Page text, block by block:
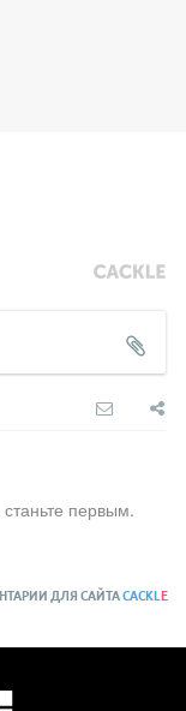
первым.
ДЛЯ САЙТАCACKL E